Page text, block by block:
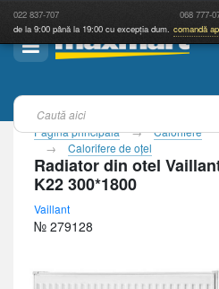
022 837-707 068 777-
de la 9:00 până la 19:00 cu excepția dum. comandă
Pagina principală
Calorifere
Calorifere de oţel
Radiator din otel
K22 300*1800
Vaillant
№ 279128